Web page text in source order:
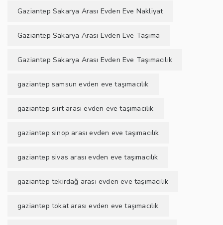
Gaziantep Sakarya Arası Evden Eve Nakliyat
Gaziantep Sakarya Arası Evden Eve Taşıma
Gaziantep Sakarya Arası Evden Eve Taşımacılık
gaziantep samsun evden eve taşımacılık
gaziantep siirt arası evden eve taşımacılık
gaziantep sinop arası evden eve taşımacılık
gaziantep sivas arası evden eve taşımacılık
gaziantep tekirdağ arası evden eve taşımacılık
gaziantep tokat arası evden eve taşımacılık